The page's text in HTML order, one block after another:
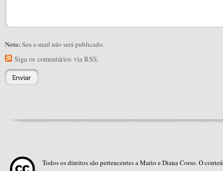
Nota: Seu e-mail não será publicado.
Siga os comentários via RSS.
Todos os direitos são pertencentes a Mario e Diana Corso. O